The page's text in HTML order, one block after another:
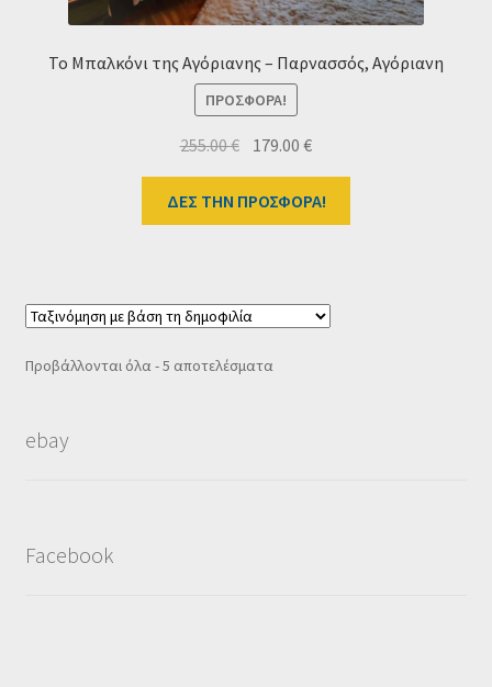
Το Μπαλκόνι της Αγόριανης – Παρνασσός, Αγόριανη
ΠΡΟΣΦΟΡΆ!
255.00€ Original
was:
255.00 €.
179.00€Η
τιμή
είναι:
ΔΕΣ ΤΗΝ ΠΡΟΣΦΟΡΑ!
Προβάλλονται όλα - 5 αποτελέσματαSorted
ebay
Facebook